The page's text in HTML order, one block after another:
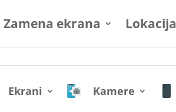
Zamena ekrana Lokacija
Ekrani Kamere